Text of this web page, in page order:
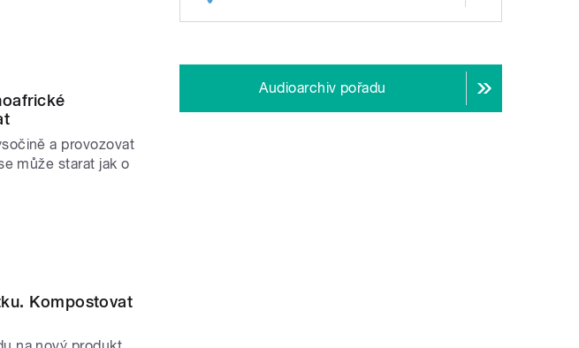
a provozovat
může starat jak o
Kompostovat
Audioarchiv pořadu